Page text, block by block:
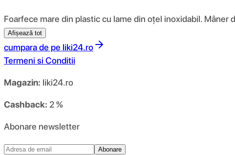
Foarfece mare din plastic cu lame din oțel inoxidabil.
Afișează tot
cumpara de pe liki24.ro
Termeni si Conditii
Magazin: liki24.ro
Cashback: 2 %
Abonare newsletter
Abonare